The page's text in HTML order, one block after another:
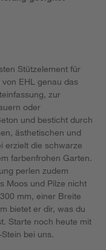
Stützelement für
EHL genau das
zur
oder
und besticht durch
ästhetischen und
erzielt die schwarze
farbenfrohen Garten.
perlen zudem
Moos und Pilze nicht
mm, einer Breite
bietet er dir, was du
Starte noch heute mit
bei uns.